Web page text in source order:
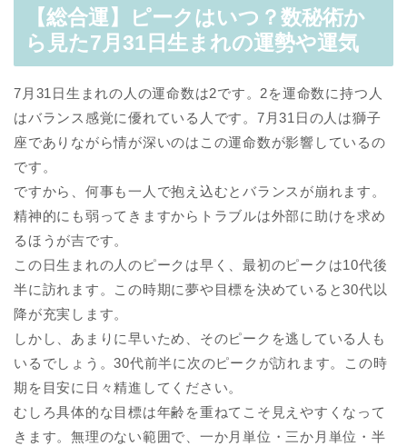
【総合運】ピークはいつ？数秘術か
ら見た7月31日生まれの運勢や運気
7月31日生まれの人の運命数は2です。2を運命数に持つ人
はバランス感覚に優れている人です。7月31日の人は獅子
座でありながら情が深いのはこの運命数が影響しているの
です。
ですから、何事も一人で抱え込むとバランスが崩れます。
精神的にも弱ってきますからトラブルは外部に助けを求め
るほうが吉です。
この日生まれの人のピークは早く、最初のピークは10代後
半に訪れます。この時期に夢や目標を決めていると30代以
降が充実します。
しかし、あまりに早いため、そのピークを逃している人も
いるでしょう。30代前半に次のピークが訪れます。この時
期を目安に日々精進してください。
むしろ具体的な目標は年齢を重ねてこそ見えやすくなって
きます。無理のない範囲で、一か月単位・三か月単位・半